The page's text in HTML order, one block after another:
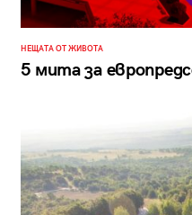
НЕЩАТА ОТ ЖИВОТА
5 мита за